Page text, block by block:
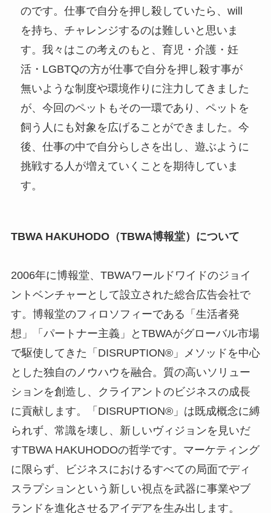
のです。仕事で自分を押し殺していたら、will
を持ち、チャレンジするのは難しいと思いま
す。我々はこの考えのもと、育児・介護・妊
活・LGBTQの方が仕事で自分を押し殺す事が
無いような制度や環境作りに注力してきました
が、今回のペットもその一環であり、ペットを
飼う人にも対象を広げることができました。今
後、仕事の中で自分らしさを出し、遊ぶように
挑戦する人が増えていくことを期待していま
す。
TBWA HAKUHODO（TBWA博報堂）について
2006年に博報堂、TBWAワールドワイドのジョイ
ントベンチャーとして設立された総合広告会社で
す。博報堂のフィロソフィーである「生活者発
想」「パートナー主義」とTBWAがグローバル市場
で駆使してきた「DISRUPTION®︎」メソッドを中心
とした独自のノウハウを融合。質の高いソリュー
ションを創造し、クライアントのビジネスの成長
に貢献します。「DISRUPTION®︎」は既成概念に縛
られず、常識を壊し、新しいヴィジョンを見いだ
すTBWA HAKUHODOの哲学です。マーケティング
に限らず、ビジネスにおけるすべての局面でディ
スラプションという新しい視点を武器に事業やブ
ランドを進化させるアイデアを生み出します。